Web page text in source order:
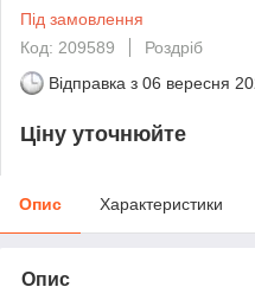
Під замовлення
Код: 209589
Роздріб
Відправка з 06 вересня
Ціну уточнюйте
Опис Характеристики
Опис